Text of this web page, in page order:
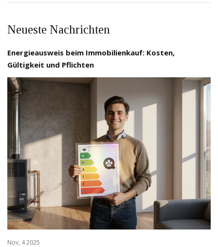
Neueste Nachrichten
Energieausweis beim Immobilienkauf: Kosten,
Gültigkeit und Pflichten
Nov, 4 2025